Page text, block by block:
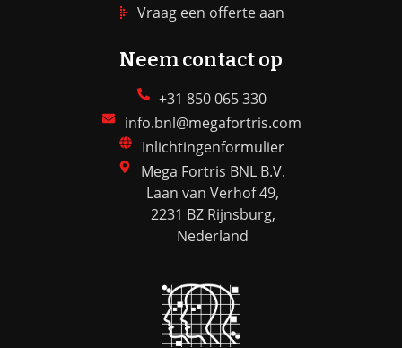
Vraag een offerte aan
Neem contact op
+31 850 065 330
info.bnl@megafortris.com
Inlichtingenformulier
Mega Fortris BNL B.V.
Laan van Verhof 49,
2231 BZ Rijnsburg,
Nederland